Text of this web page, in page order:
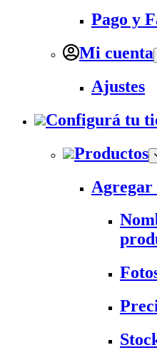
Pago y
Mi cuenta
Ajustes
Configurá tu
Productos
Agregar